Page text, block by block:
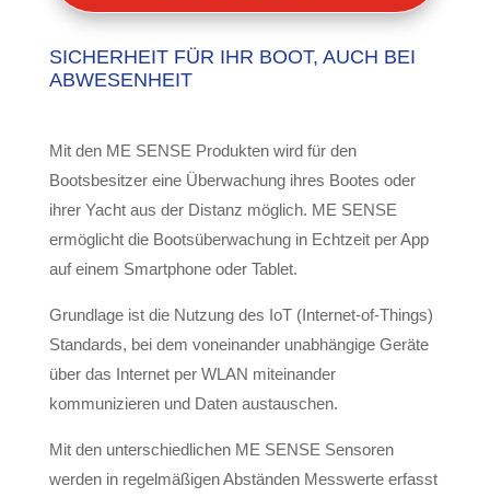
SICHERHEIT FÜR IHR BOOT, AUCH BEI
ABWESENHEIT
Mit den ME SENSE Produkten wird für den
Bootsbesitzer eine Überwachung ihres Bootes oder
ihrer Yacht aus der Distanz möglich. ME SENSE
ermöglicht die Bootsüberwachung in Echtzeit per App
auf einem Smartphone oder Tablet.
Grundlage ist die Nutzung des IoT (Internet-of-Things)
Standards, bei dem voneinander unabhängige Geräte
über das Internet per WLAN miteinander
kommunizieren und Daten austauschen.
Mit den unterschiedlichen ME SENSE Sensoren
werden in regelmäßigen Abständen Messwerte erfasst